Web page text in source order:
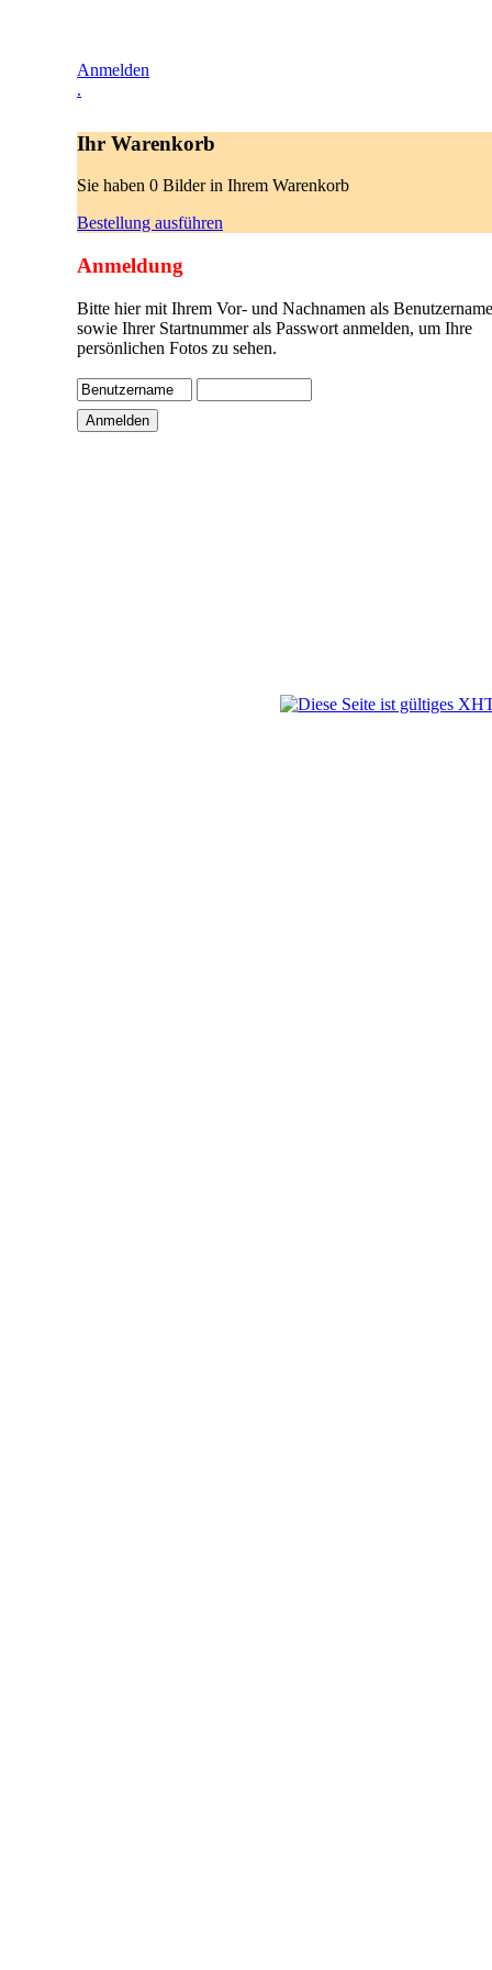
Anmelden
.
Ihr Warenkorb
Sie haben 0 Bilder in Ihrem Warenkorb
Bestellung ausführen
Anmeldung
Bitte hier mit Ihrem Vor- und Nachnamen als
sowie Ihrer Startnummer als Passwort anmelden, um Ihre
persönlichen Fotos zu sehen.